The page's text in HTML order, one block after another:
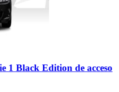
1 Black Edition de acceso